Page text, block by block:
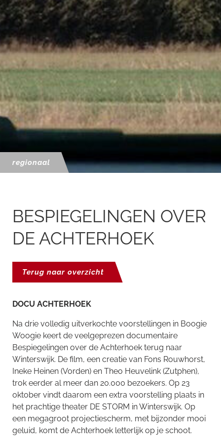
regionaal
BESPIEGELINGEN OVER
DE ACHTERHOEK
Terug naar overzicht
DOCU ACHTERHOEK
Na drie volledig uitverkochte voorstellingen in Boogie
Woogie keert de veelgeprezen documentaire
Bespiegelingen over de Achterhoek terug naar
Winterswijk. De film, een creatie van Fons Rouwhorst,
Ineke Heinen (Vorden) en Theo Heuvelink (Zutphen),
trok eerder al meer dan 20.000 bezoekers. Op 23
oktober vindt daarom een extra voorstelling plaats in
het prachtige theater DE STORM in Winterswijk. Op
een megagroot projectiescherm, met bijzonder mooi
geluid, komt de Achterhoek letterlijk op je schoot.